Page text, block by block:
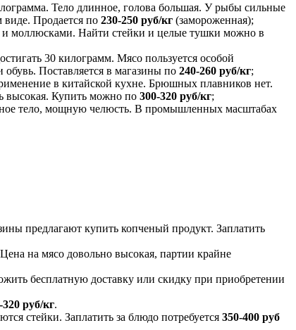
Тело длинное, голова большая. У рыбы сильные
виде. Продается по 230-250 руб/кг (замороженная);
и моллюсками. Найти стейки и целые тушки можно в
30 килограмм. Мясо пользуется особой
Поставляется в магазины по 240-260 руб/кг;
в китайской кухне. Брюшных плавников нет.
высокая. Купить можно по 300-320 руб/кг;
тело, мощную челюсть. В промышленных масштабах
предлагают купить копченый продукт. Заплатить
на мясо довольно высокая, партии крайне
бесплатную доставку или скидку при приобретении
320 руб/кг.
стейки. Заплатить за блюдо потребуется 350-400 руб